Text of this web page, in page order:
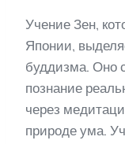
Учение Зен,
Японии,
буддизма. Оно
познание
через
природе ума.